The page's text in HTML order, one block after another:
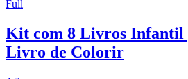
Full
Kit com 8 Livros Infantil
Livro de Colorir